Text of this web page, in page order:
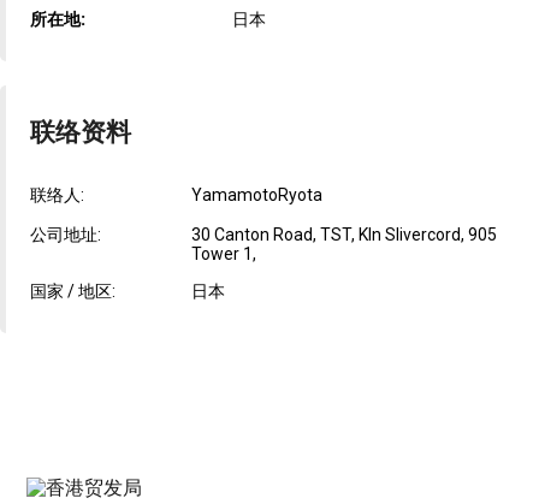
所在地: 日本
联络资料
联络人: YamamotoRyota
公司地址:
30 Canton Road, TST, Kln Slivercord, 905
Tower 1,
国家 / 地区:
日本